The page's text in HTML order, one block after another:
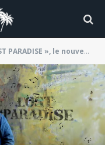
», le nouveau projet d’Exalted